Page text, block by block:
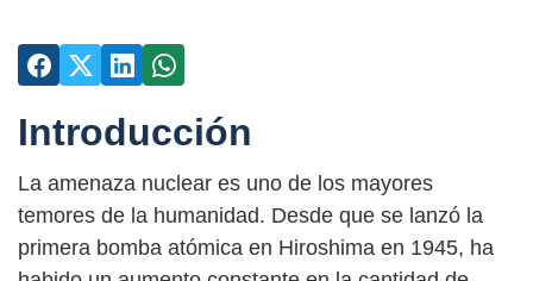
Introducción
La amenaza nuclear es uno de los mayores
temores de la humanidad. Desde que se lanzó la
primera bomba atómica en Hiroshima en 1945, ha